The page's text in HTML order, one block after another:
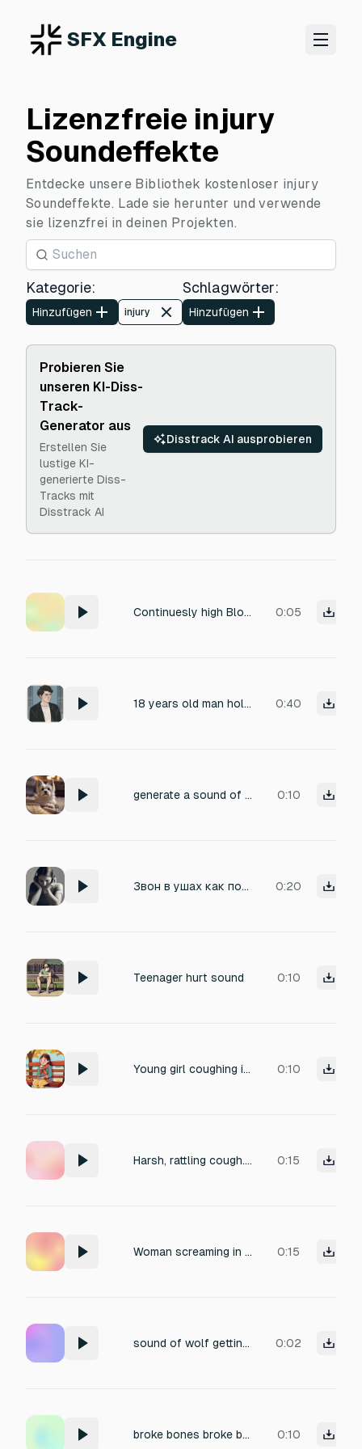
SFX Engine
Lizenzfreie injury
Soundeffekte
Entdecke unsere Bibliothek kostenloser injury
Soundeffekte. Lade sie herunter und verwende
sie lizenzfrei in deinen Projekten.
Kategorie:
Hinzufügen injury
Schlagwörter:
Hinzufügen
Probieren Sie
unseren KI-Diss-
Track-
Generator aus
Erstellen Sie
lustige KI-
generierte Diss-
Tracks mit
Disstrack AI
Disstrack AI ausprobieren
Continuesly high Blood flowing from mouth 0:05
18 years old man holding the groaning while breathing with mouth close 0:40
generate a sound of weak injured dog no barking dog in pain. 0:10
Звон в ушах как после контузии 0:20
Teenager hurt sound 0:10
Young girl coughing injured 0:10
Harsh, rattling cough. Masculine. 0:15
Woman screaming in pain after being shot/hurt continuously 0:15
sound of wolf getting damaged 0:02
broke bones broke bones broke bones 0:10